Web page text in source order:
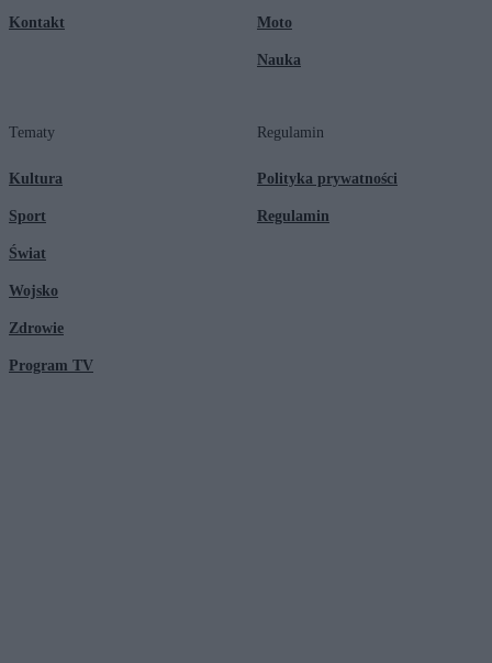
Kontakt Moto
Nauka
Tematy
Kultura
Sport
Świat
Wojsko
Zdrowie
Program TV
Regulamin
Polityka prywatności
Regulamin